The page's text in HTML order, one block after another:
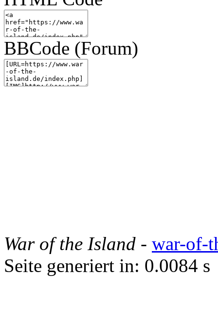
BBCode (Forum)
War of the Island - war-of-
Seite generiert in: 0.0084 s